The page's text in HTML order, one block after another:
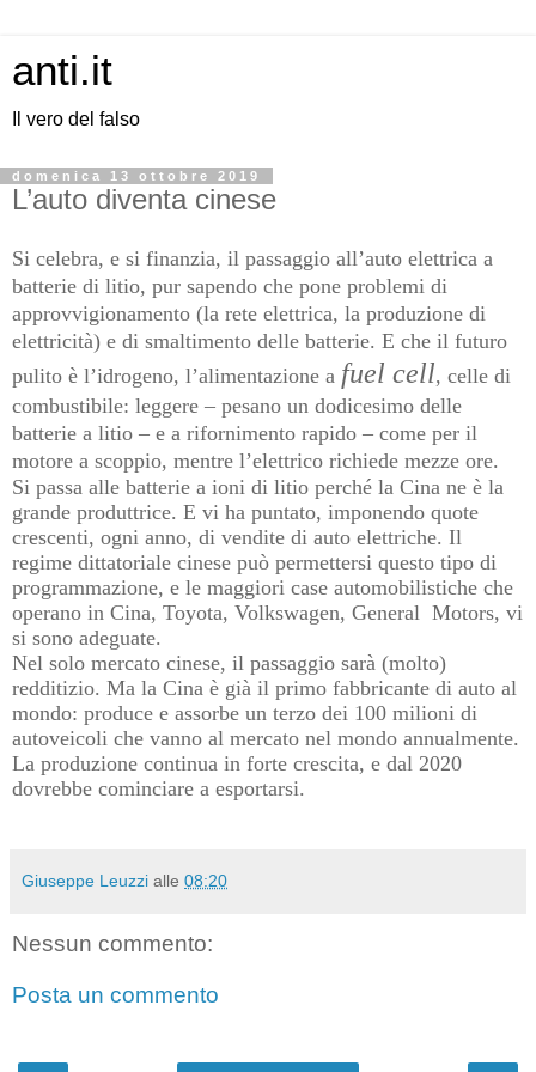
anti.it
Il vero del falso
domenica 13 ottobre 2019
L’auto diventa cinese
Si celebra, e si finanzia, il passaggio all’auto elettrica a
batterie di litio, pur sapendo che pone problemi di
approvvigionamento (la rete elettrica, la produzione di
elettricità) e di smaltimento delle batterie. E che il futuro
pulito è l’idrogeno, l’alimentazione a fuel cell, celle di
combustibile: leggere – pesano un dodicesimo delle
batterie a litio – e a rifornimento rapido – come per il
motore a scoppio, mentre l’elettrico richiede mezze ore.
Si passa alle batterie a ioni di litio perché la Cina ne è la
grande produttrice. E vi ha puntato, imponendo quote
crescenti, ogni anno, di vendite di auto elettriche. Il
regime dittatoriale cinese può permettersi questo tipo di
programmazione, e le maggiori case automobilistiche che
operano in Cina, Toyota, Volkswagen, General Motors, vi
si sono adeguate.
Nel solo mercato cinese, il passaggio sarà (molto)
redditizio. Ma la Cina è già il primo fabbricante di auto al
mondo: produce e assorbe un terzo dei 100 milioni di
autoveicoli che vanno al mercato nel mondo annualmente.
La produzione continua in forte crescita, e dal 2020
dovrebbe cominciare a esportarsi.
Giuseppe Leuzzi alle 08:20
Nessun commento:
Posta un commento